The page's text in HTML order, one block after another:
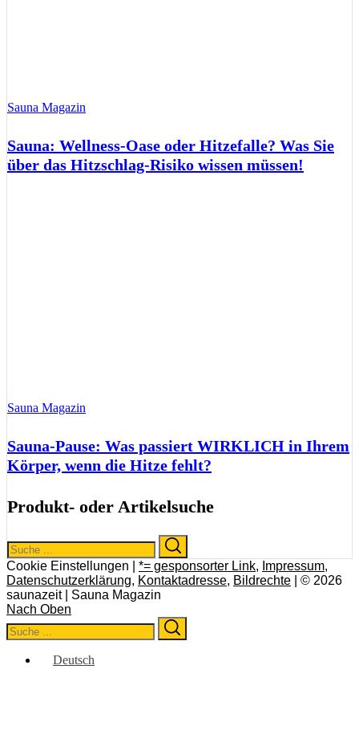
Sauna Magazin
Sauna: Wellness-Oase oder Hitzefalle? Was Sie
über das Hitzschlag-Risiko wissen müssen!
Sauna Magazin
Sauna-Pause: Was passiert WIRKLICH in Ihrem
Körper, wenn die Hitze fehlt?
Produkt- oder Artikelsuche
Search
for:
Cookie Einstellungen | *= gesponsorter Link, Impressum,
Datenschutzerklärung, Kontaktadresse, Bildrechte | © 2026
saunazeit | Sauna Magazin
Nach Oben
Search
for:
Deutsch